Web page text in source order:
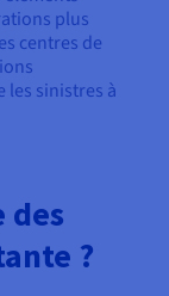
plus
centres de
les sinistres à
des
?